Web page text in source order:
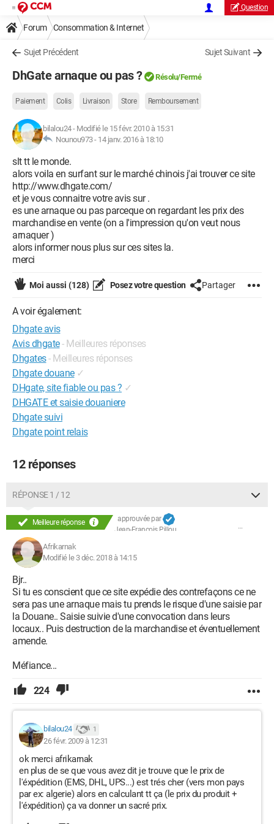
Question
Forum Consommation & Internet
Sujet Précédent Sujet Suivant
DhGate arnaque ou pas ? Résolu/Fermé
Paiement Colis Livraison Store Remboursement
bilalou24- Modifié le 15 févr. 2010 à 15:31
Nounou973 - 14 janv. 2016 à 18:10
slt tt le monde.
alors voila en surfant sur le marché chinois j'ai trouver ce site
http://www.dhgate.com/
et je vous connaitre votre avis sur .
es une arnaque ou pas parceque on regardant les prix des
marchandise en vente (on a l'impression qu'on veut nous
arnaquer )
alors informer nous plus sur ces sites la.
merci
Moi aussi (128) Posez votre question Partager
A voir également:
Dhgate avis
Avis dhgate- Meilleures réponses
Dhgates- Meilleures réponses
Dhgate douane ✓
DHgate, site fiable ou pas ? ✓
DHGATE et saisie douaniere
Dhgate suivi
Dhgate point relais
12 réponses
RÉPONSE 1 / 12
Meilleure réponse
approuvée par
Jean-François Pillou
Afrikarnak
Modifié le 3 déc. 2018 à 14:15
Bjr..
Si tu es conscient que ce site expédie des contrefaçons ce ne
sera pas une arnaque mais tu prends le risque d'une saisie par
la Douane.. Saisie suivie d'une convocation dans leurs
locaux.. Puis destruction de la marchandise et éventuellement
amende.
Méfiance...
224
bilalou24 1
26 févr. 2009 à 12:31
ok merci afrikarnak
en plus de se que vous avez dit je trouve que le prix de
l'éxpédition (EMS, DHL, UPS...) est trés cher (vers mon pays
par ex: algerie) alors en calculant tt ça (le prix du produit +
l'éxpédition) ça va donner un sacré prix.